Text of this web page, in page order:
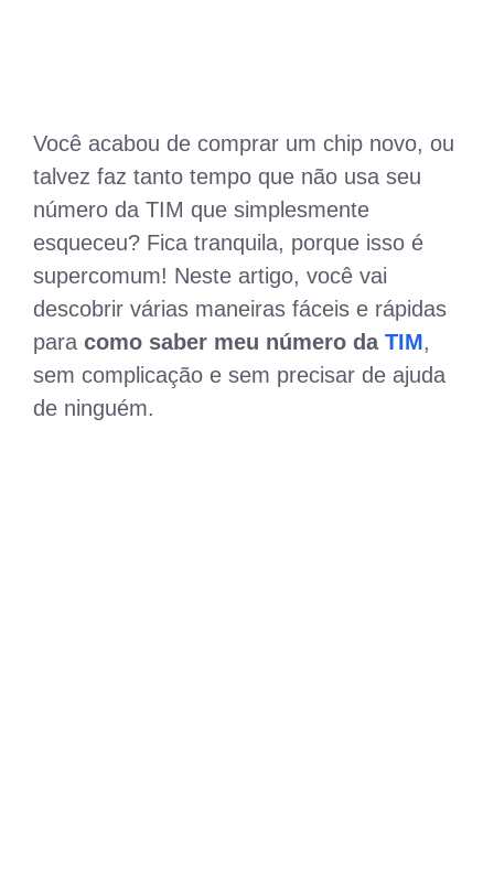
Você acabou de comprar um chip novo, ou
talvez faz tanto tempo que não usa seu
número da TIM que simplesmente
esqueceu? Fica tranquila, porque isso é
supercomum! Neste artigo, você vai
descobrir várias maneiras fáceis e rápidas
para como saber meu número da TIM,
sem complicação e sem precisar de ajuda
de ninguém.